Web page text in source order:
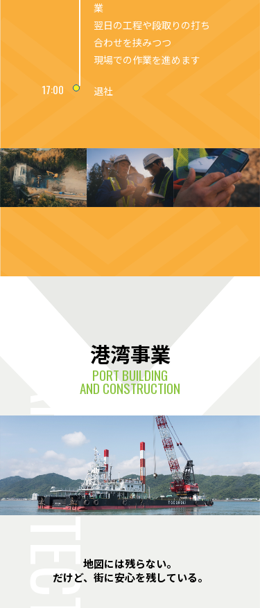
業
翌日の工程や段取りの打ち
合わせを挟みつつ
現場での作業を進めます
17:00 退社
港湾事業
PORT BUILDING
AND CONSTRUCTION
地図には残らない。
だけど、街に安心を残している。